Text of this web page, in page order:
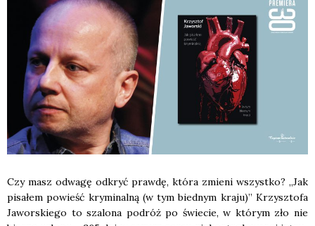
Czy masz odwa­gę odkryć praw­dę, któ­ra zmie­ni wszyst­ko? „Jak
pisa­łem powieść kry­mi­nal­ną (w tym bied­nym kra­ju)” Krzysz­to­fa
Jawor­skie­go to sza­lo­na podróż po świe­cie, w któ­rym zło nie